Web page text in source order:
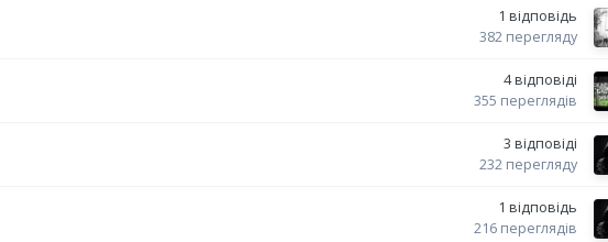
1 відповідь
382 перегляду
4відповіді
355 переглядів
3 відповіді
232 перегляду
1 відповідь
216 переглядів